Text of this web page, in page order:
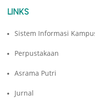
LINKS
Sistem Informasi
Perpustakaan
Asrama Putri
Jurnal